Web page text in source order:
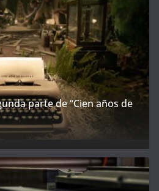
parte de “Cien años de